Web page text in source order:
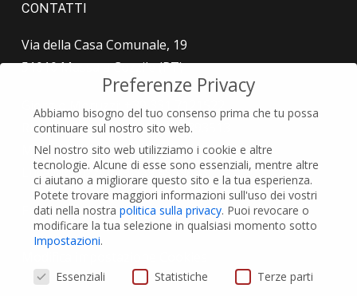
CONTATTI
Via della Casa Comunale, 19
51010 Massa a Cozzile (PT)
Giorgio Moruzzi: +39 331 7121522
Riccardo Moruzzi: +39 334 9393513
Mauro Moruzzi: +39 366 9774795
Luca Moruzzi: +39 339 4939843
Email: info@moruzzigroup.it
Preferenze Privacy
Abbiamo bisogno del tuo consenso prima che tu possa
continuare sul nostro sito web.
Nel nostro sito web utilizziamo i cookie e altre
tecnologie. Alcune di esse sono essenziali, mentre altre
ci aiutano a migliorare questo sito e la tua esperienza.
Potete trovare maggiori informazioni sull'uso dei vostri
dati nella nostra politica sulla privacy. Puoi revocare o
modificare la tua selezione in qualsiasi momento sotto
Impostazioni.
Preferenze Privacy
Essenziali Statistiche Terze parti